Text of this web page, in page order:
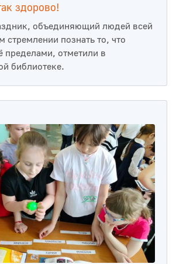
здорово!
объединяющий людей всей
стремлении познать то, что
пределами, отметили в
библиотеке.